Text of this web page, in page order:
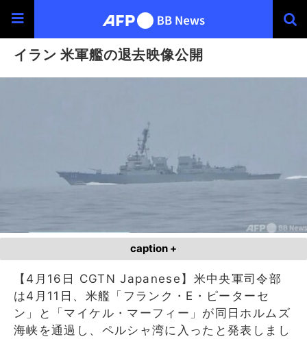
イラン 米軍艦の退去映像公開
caption +
【4月16日 CGTN Japanese】米中央軍司令部
は4月11日、米艦「フランク・E・ピーターセ
ン」と「マイケル・マーフィー」が同日ホルムズ
海峡を通過し、ペルシャ湾に入ったと発表しまし